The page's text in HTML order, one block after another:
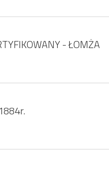
- ŁOMŻA